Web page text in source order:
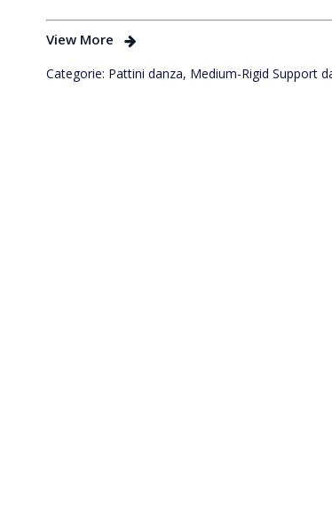
View More
Categorie: Pattini danza, Medium-Rigid Support